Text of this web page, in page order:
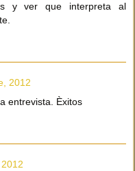
y ver que interpreta al
2012
entrevista. Èxitos